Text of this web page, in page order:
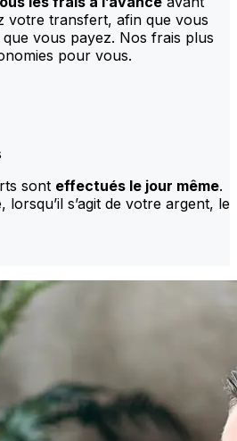
votre transfert, afin que vous
vous payez. Nos frais plus
pour vous.
sont effectués le jour même.
s’agit de votre argent, le